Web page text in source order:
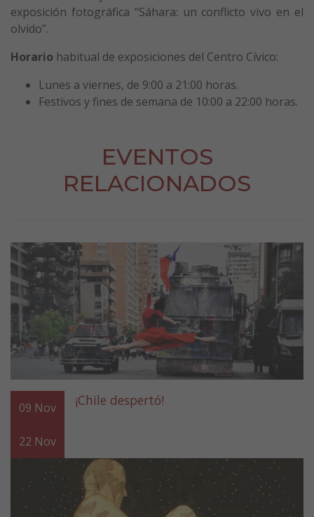
exposición fotográfica “Sáhara: un conflicto vivo en el
olvido”.
Horario habitual de exposiciones del Centro Cívico:
Lunes a viernes, de 9:00 a 21:00 horas.
Festivos y fines de semana de 10:00 a 22:00 horas.
EVENTOS
RELACIONADOS
09 Nov
22 Nov
¡Chile despertó!